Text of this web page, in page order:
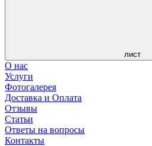
лист
О нас
Услуги
Фотогалерея
Доставка и Оплата
Отзывы
Статьи
Ответы на вопросы
Контакты